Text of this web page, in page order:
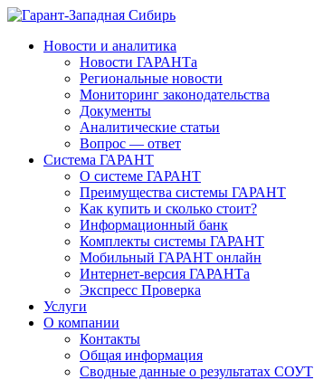
Новости и аналитика
Новости ГАРАНТа
Региональные новости
Мониторинг законодательства
Документы
Аналитические статьи
Вопрос — ответ
Система ГАРАНТ
О системе ГАРАНТ
Преимущества системы ГАРАНТ
Как купить и сколько стоит?
Информационный банк
Комплекты системы ГАРАНТ
Мобильный ГАРАНТ онлайн
Интернет-версия ГАРАНТа
Экспресс Проверка
Услуги
О компании
Контакты
Общая информация
Сводные данные о результатах СОУТ